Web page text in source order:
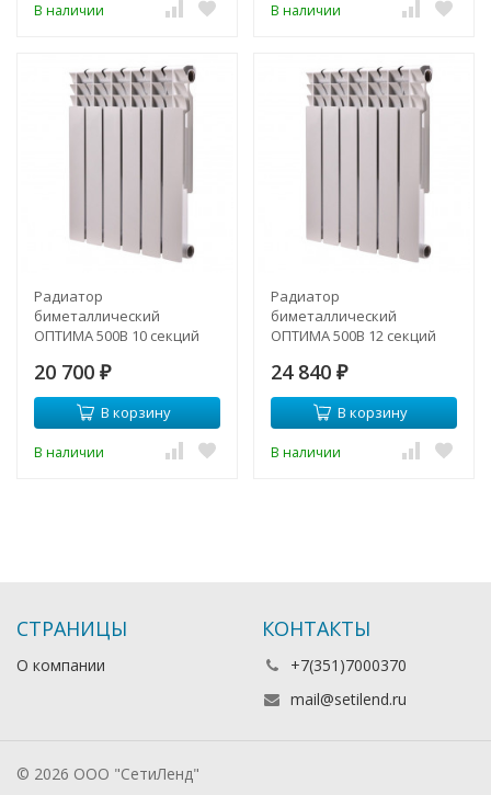
В наличии В наличии
Радиатор
биметаллический
ОПТИМА 500B 10 секций
20 700 ₽
В корзину
В наличии
Радиатор
биметаллический
ОПТИМА 500B 12 секций
24 840 ₽
В корзину
В наличии
СТРАНИЦЫ
О компании
КОНТАКТЫ
+7(351)7000370
mail@setilend.ru
© 2026 ООО "СетиЛенд"